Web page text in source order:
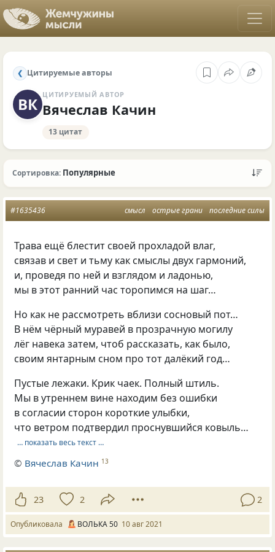
❮ Цитируемые авторы
ВК ЦИТИРУЕМЫЙ АВТОР
Вячеслав Качин
13 цитат
Сортировка: Популярные
смысл острые грани последние силы
#1635436
Трава ещё блестит своей прохладой влаг,
связав и свет и тьму как смыслы двух гармоний,
и, проведя по ней и взглядом и ладонью,
мы в этот ранний час торопимся на шаг…
Но как не рассмотреть вблизи сосновый пот…
В нём чёрный муравей в прозрачную могилу
лёг навека затем, чтоб рассказать, как было,
своим янтарным сном про тот далёкий год…
Пустые лежаки. Крик чаек. Полный штиль.
Мы в утреннем вине находим без ошибки
в согласии сторон короткие улыбки,
что ветром подтвердил проснувшийся ковыль…
… показать весь текст …
© Вячеслав Качин 13
23 2 2
Опубликовала ВОЛЬКА 50 10 авг 2021